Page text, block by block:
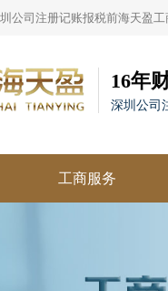
公司注册记账报税前海天盈工
16年
深圳公司
工商服务